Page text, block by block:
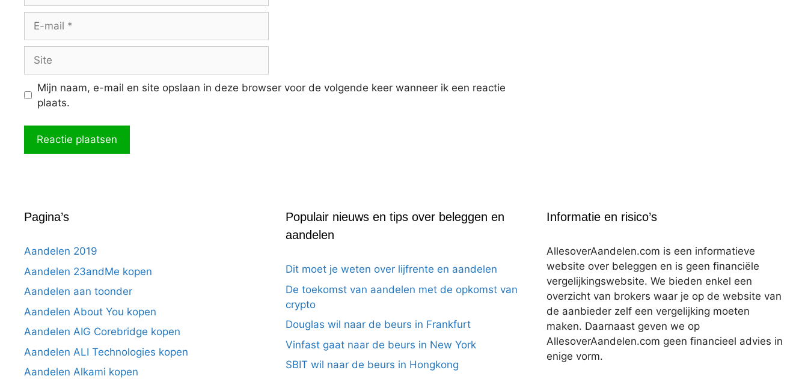
mail
Mijn naam, e-mail en site opslaan in deze browser voor de volgende keer wanneer ik een reactie
plaats.
Pagina’s
Aandelen 2019
Aandelen 23andMe kopen
Aandelen aan toonder
Aandelen About You kopen
Aandelen AIG Corebridge kopen
Aandelen ALI Technologies kopen
Aandelen Alkami kopen
Populair nieuws en tips over beleggen en
aandelen
Dit moet je weten over lijfrente en aandelen
De toekomst van aandelen met de opkomst van
crypto
Douglas wil naar de beurs in Frankfurt
Vinfast gaat naar de beurs in New York
SBIT wil naar de beurs in Hongkong
Informatie en risico’s
AllesoverAandelen.com is een informatieve
website over beleggen en is geen financiële
vergelijkingswebsite. We bieden enkel een
overzicht van brokers waar je op de website van
de aanbieder zelf een vergelijking moeten
maken. Daarnaast geven we op
AllesoverAandelen.com geen financieel advies in
enige vorm.